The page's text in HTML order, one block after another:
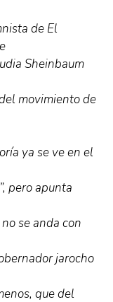
de El
Sheinbaum
movimiento de
ya se ve en el
pero apunta
se anda con
jarocho
que del